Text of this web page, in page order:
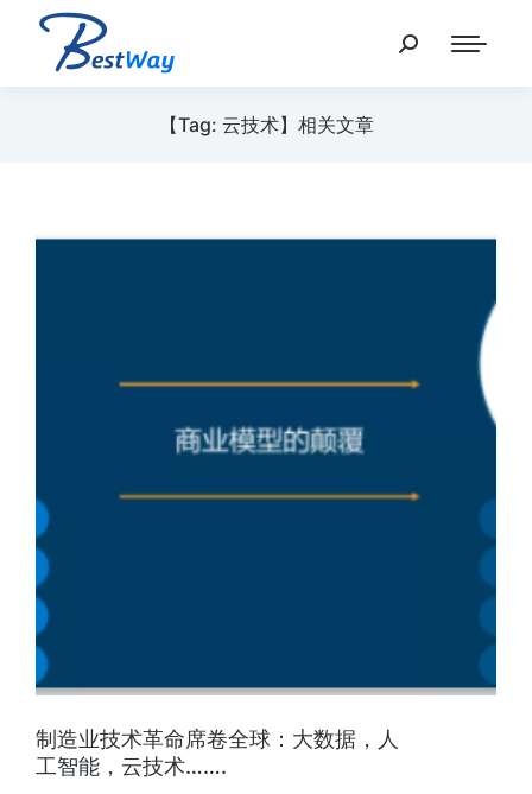
【Tag: 云技术】相关文章
制造业技术革命席卷全球：大数据，人
工智能，云技术…….